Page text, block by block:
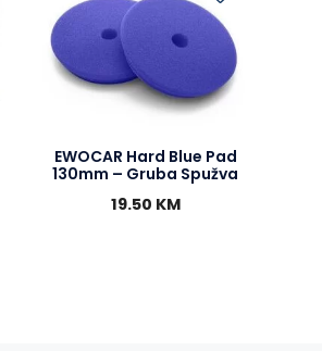
EWOCAR Hard Blue Pad
130mm – Gruba Spužva
19.50 KM